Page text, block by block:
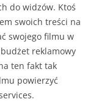
do widzów. Ktoś
swoich treści na
swojego filmu w
reklamowy
ten fakt tak
powierzyć